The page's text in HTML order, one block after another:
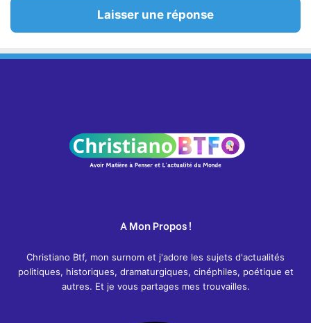
Laisser une réponse
A Mon Propos !
Christiano Btf, mon surnom et j'adore les sujets d'actualités
politiques, historiques, dramaturgiques, cinéphiles, poétique et
autres. Et je vous partages mes trouvailles.